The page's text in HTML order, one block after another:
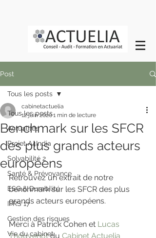
Post
Tous les posts
Actualités
Projet A4India
Solvabilité 2
Santé & Prévoyance
ESG & Durabilité
IFRS 17
Gestion des risques
Vie du cabinet
Tous les posts
Benchmark sur les SFCR
des plus grands acteurs
européens
cabinetactuelia
12 juin 20201 min de lecture
Retrouvez un extrait de notre
benchmark sur les SFCR des plus
grands acteurs européens.
Merci à Patrick Cohen et Lucas
Thouvenot du Cabinet Actuelia